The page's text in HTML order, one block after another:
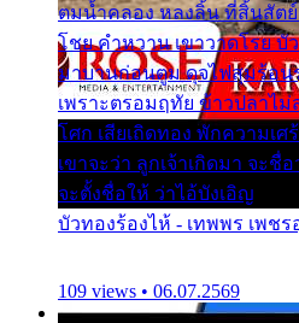
ตมน้ำคลอง หลงลิ้น ที่สิ้นสัต
โชย คำหวาน เขาวาดโรย
มาบานก่อนตูม ดุจไฟสุมร้อน
เพราะตรอมฤทัย ข้าวปลาไม่
โศก เสียเถิดทอง พักความเศ
เขาจะว่า ลูกเจ้าเกิดมา จะชื่
จะตั้งชื่อให้ ว่าไอ้บังเอิญ
บัวทองร้องไห้ - เทพพร เพช
109 views • 06.07.2569